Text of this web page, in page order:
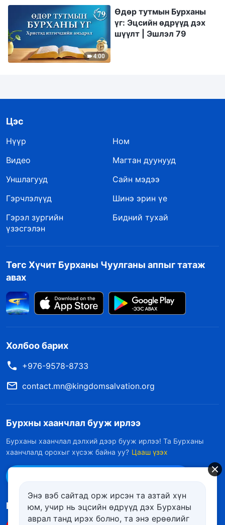
4:00
Өдөр тутмын Бурханы
үг: Эцсийн өдрүүд дэх
шүүлт | Эшлэл 79
Цэс
Нүүр
Ном
Видео
Магтан дуунууд
Уншлагууд
Сайн мэдээ
Гэрчлэлүүд
Шинэ эрин үе
Гэрэл зургийн
үзэсгэлэн
Бидний тухай
Төгс Хүчит Бурханы Чуулганы аппыг татаж
авах
Холбоо барих
+976-9578-8733
contact.mn@kingdomsalvation.org
Бурхны хаанчлал бууж ирлээ
Бурханы хаанчлал дэлхий дээр бууж ирлээ! Та Бурханы
хаанчлалд орохыг хүсэж байна уу? Цааш үзэх
Биднийг дагах
Энэ вэб сайтад орж ирсэн та азтай хүн
юм, учир нь эцсийн өдрүүд дэх Бурханы
аврал танд ирэх болно, та энэ ерѳѳлийг